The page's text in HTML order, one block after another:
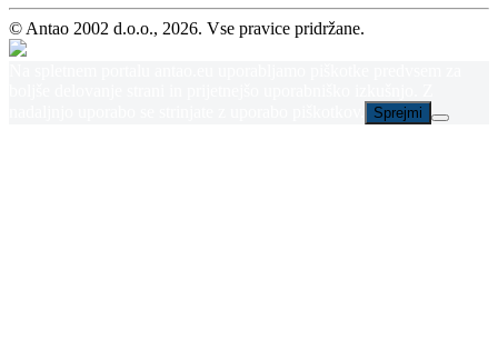
© Antao 2002 d.o.o., 2026. Vse pravice pridržane.
Sprejmi